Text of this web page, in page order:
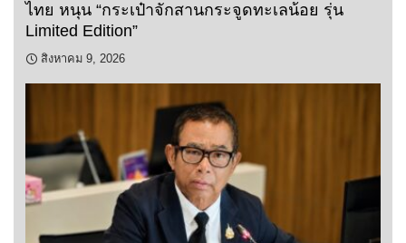
ไทย หนุน “กระเป๋าจักสานกระจูดทะเลน้อย รุ่น
Limited Edition”
สิงหาคม 9, 2026